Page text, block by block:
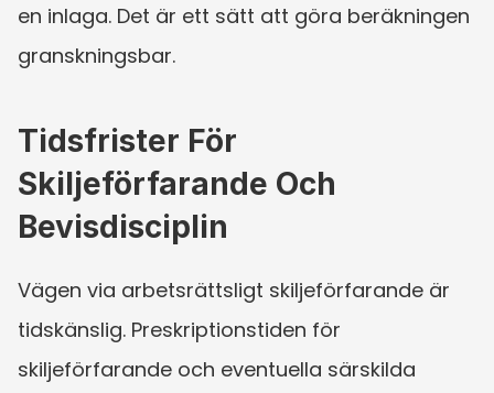
en inlaga. Det är ett sätt att göra beräkningen
granskningsbar.
Tidsfrister För
Skiljeförfarande Och
Bevisdisciplin
Vägen via arbetsrättsligt skiljeförfarande är
tidskänslig. Preskriptionstiden för
skiljeförfarande och eventuella särskilda